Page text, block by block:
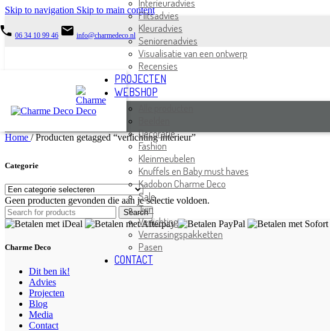
Skip to navigation Skip to main content
06 34 10 99 46 email info@charmedeco.nl
Interieuradvies
Flitsadvies
Kleuradvies
Seniorenadvies
Visualisatie van een ontwerp
Recensies
PROJECTEN
WEBSHOP
Decoratie
Fashion
Kleinmeubelen
Knuffels en Baby must haves
Kadobon Charme Deco
Sale
Tuin
Verlichting
Verrassingspakketten
Pasen
CONTACT
Home/ Producten getagged “verlichting interieur”
Categorie
Geen producten gevonden die aan je selectie voldoen.
Search
Charme Deco
Dit ben ik!
Advies
Projecten
Blog
Media
Contact